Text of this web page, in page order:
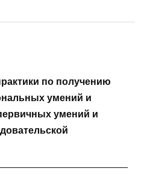
по получению
умений и
умений и